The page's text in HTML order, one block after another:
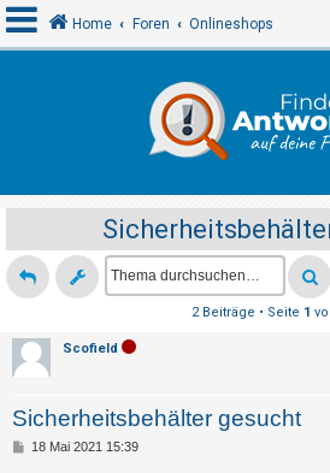
e
l
d
e
R
e
g
Home Foren Onlineshops
2 Beiträge • Seite 1
Scofield
Sicherheitsbehälter gesucht
B18 Mai 2021 15:39